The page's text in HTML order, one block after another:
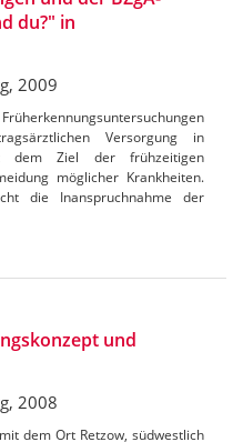
du?" in
2009
Versorgung in
dem Ziel der frühzeitigen
möglicher Krankheiten.
die Inanspruchnahme der
und
2008
dem Ort Retzow, südwestlich